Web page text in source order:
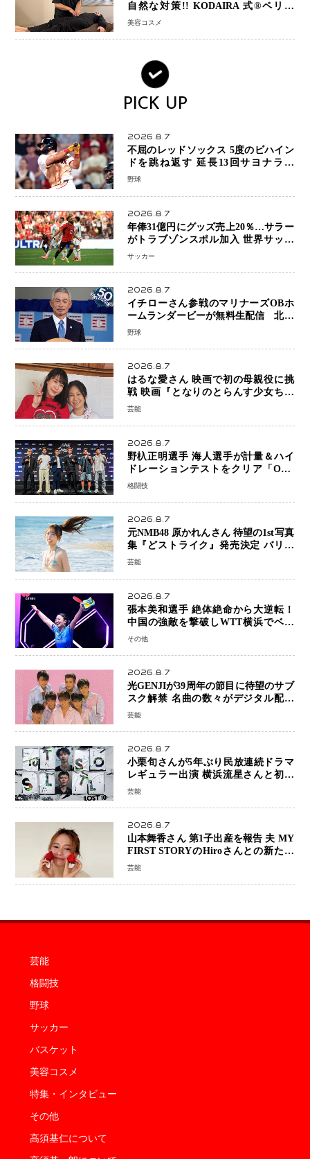
自然な対策!! KODAIRA 式®ペリネ
（骨盤底筋）ケア
美容コスメ
PICK UP
2026.8.7
不屈のレッドソックス 5度のビハイン
ドを跳ね返す 延長13回サヨナラ勝
ち 吉田正尚選手も2安打1打点で貢献 4
野球
2026.8.7
年俸31億円にグッズ売上20％…サラー
がトラブゾンスポル加入 世界サッカ
ーは「五大リーグ一強」から新時代へ
サッカー
2026.8.7
イチローさん参戦のマリナーズOBホ
ームランダービーが無料生配信 北米
ならではの“魅せる興行”に世界が注目
野球
2026.8.7
はるな愛さん 映画で初の母親役に挑
戦 映画『となりのとらんす少女ちゃ
ん』11月7日公開 未来の自分との対話
芸能
2026.8.7
野杁正明選手 海人選手が計量＆ハイ
ドレーションテストをクリア「ONE
SAMURAI 2」決戦へ万全の準備整う
格闘技
2026.8.7
元NMB48 原かれんさん 待望の1st写真
集『どストライク』発売決定 バリで
魅せる25歳の新境地
芸能
2026.8.7
張本美和選手 絶体絶命から大逆転！
中国の強敵を撃破しWTT横浜でベス
ト8進出
その他
2026.8.7
光GENJIが39周年の節目に待望のサブ
スク解禁 名曲の数々がデジタル配信
へ 40周年へ向け1年間で全作品を順次
芸能
2026.8.7
小栗旬さんが5年ぶり民放連続ドラマ
レギュラー出演 横浜流星さんと初共
演『LOST10』で異色バディ結成
芸能
2026.8.7
山本舞香さん 第1子出産を報告 夫 MY
FIRST STORYのHiroさんとの新たな
家族生活「母子ともに健康」
芸能
芸能
格闘技
野球
サッカー
バスケット
美容コスメ
特集・インタビュー
その他
高須基仁について